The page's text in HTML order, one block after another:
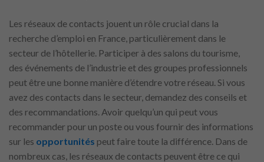
Les réseaux de contacts jouent un rôle crucial dans la
recherche d’emploi en France, particulièrement dans le
secteur de l’hôtellerie. Participer à des salons du tourisme,
des événements de l’industrie et des groupes professionnels
peut être une bonne manière d’étendre votre réseau. Si vous
avez des contacts dans le secteur, demandez des conseils et
des recommandations. Avoir quelqu’un qui peut vous
recommander pour un poste ou vous fournir des informations
sur les opportunités peut faire toute la différence. Dans de
nombreux cas, les réseaux de contacts peuvent être ce qui